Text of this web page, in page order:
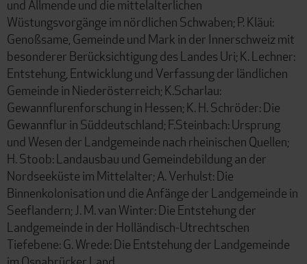
und Allmende und die mittelalterlichen
Wüstungsvorgänge im nördlichen Schwaben; P. Kläui:
Genoßsame, Gemeinde und Mark in der Innerschweiz mit
besonderer Berücksichtigung des Landes Uri; K. Lechner:
Entstehung, Entwicklung und Verfassung der ländlichen
Gemeinde in Niederösterreich; K.Scharlau:
Gewannflurenforschung in Hessen; K. H. Schröder: Die
Gewannflur in Süddeutschland; F.Steinbach: Ursprung
und Wesen der Landgemeinde nach rheinischen Quellen;
H. Stoob: Landausbau und Gemeindebildung an der
Nordseeküste im Mittelalter; A. Verhulst: Die
Binnenkolonisation und die Anfänge der Landgemeinde in
Seeflandern; J. M. van Winter: Die Entstehung der
Landgemeinde in der Holländisch-Utrechtschen
Tiefebene: G. Wrede: Die Entstehung der Landgemeinde